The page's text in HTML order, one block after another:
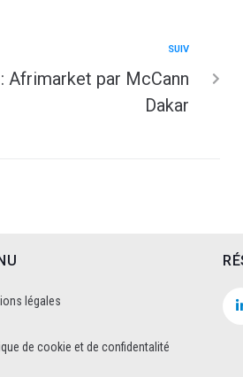
SUIV
Afrimarket par McCann
Dakar
légales
de cookie et de confidentalité